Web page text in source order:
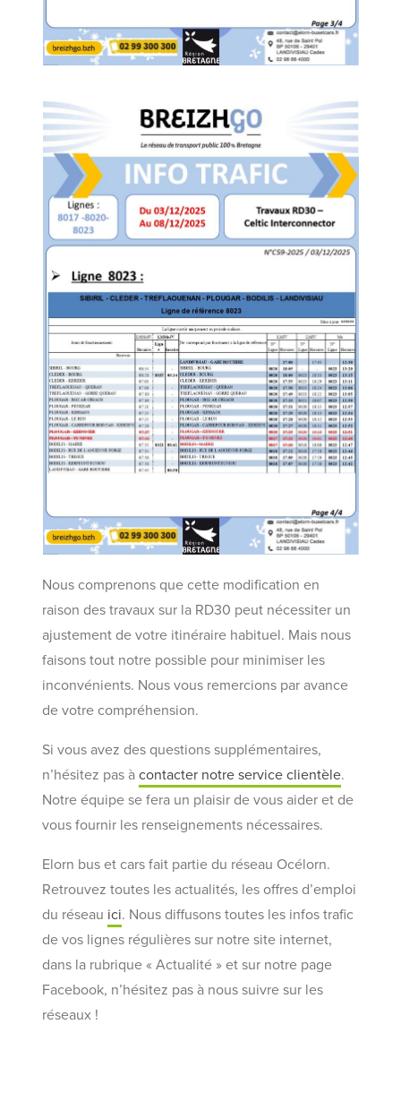
Nous comprenons que cette modification en
raison des travaux sur la RD30 peut nécessiter un
ajustement de votre itinéraire habituel. Mais nous
faisons tout notre possible pour minimiser les
inconvénients. Nous vous remercions par avance
de votre compréhension.
Si vous avez des questions supplémentaires,
n’hésitez pas àcontacter notre service clientèle.
Notre équipe se fera un plaisir de vous aider et de
vous fournir les renseignements nécessaires.
Elorn bus et cars fait partie du réseau Océlorn.
Retrouvez toutes les actualités, les offres d’emploi
du réseau ici. Nous diffusons toutes les infos trafic
de vos lignes régulières sur notre site internet,
dans la rubrique « Actualité » et sur notre page
Facebook, n’hésitez pas à nous suivre sur les
réseaux !